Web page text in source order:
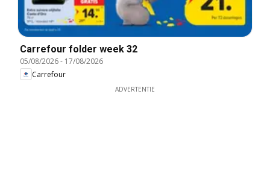
Carrefour folder week 32
05/08/2026- 17/08/2026
Carrefour
ADVERTENTIE